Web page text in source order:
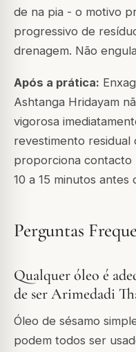
de na pia - o motivo
progressivo de
drenagem. Não
Após a prática:
Ashtanga Hridayam
vigorosa
revestimento residual
proporciona
10 a 15 minutos antes
Perguntas
Qualquer óleo é
de ser Arimedadi
Óleo de sésamo
podem todos ser